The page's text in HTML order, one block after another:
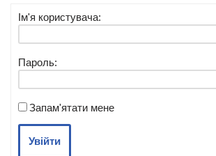
Ім'я користувача:
Пароль:
Запам'ятати мене
Увійти